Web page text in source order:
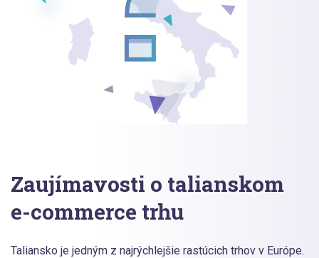
Zaujímavosti o talianskom
e-commerce trhu
Taliansko je jedným z najrýchlejšie rastúcich trhov v Európe.